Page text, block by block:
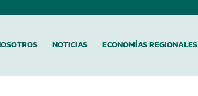
NOTICIAS ECONOMÍAS REGIONALES